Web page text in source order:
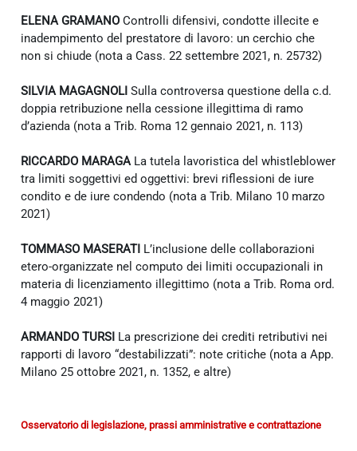
ELENA GRAMANO Controlli difensivi, condotte illecite e
inadempimento del prestatore di lavoro: un cerchio che
non si chiude (nota a Cass. 22 settembre 2021, n. 25732)
SILVIA MAGAGNOLI Sulla controversa questione della c.d.
doppia retribuzione nella cessione illegittima di ramo
d’azienda (nota a Trib. Roma 12 gennaio 2021, n. 113)
RICCARDO MARAGALa tutela lavoristica del whistleblower
tra limiti soggettivi ed oggettivi: brevi riflessioni de iure
condito e de iure condendo (nota a Trib. Milano 10 marzo
2021)
TOMMASO MASERATI L’inclusione delle collaborazioni
etero-organizzate nel computo dei limiti occupazionali in
materia di licenziamento illegittimo (nota a Trib. Roma ord.
4 maggio 2021)
ARMANDO TURSI La prescrizione dei crediti retributivi nei
rapporti di lavoro “destabilizzati”: note critiche (nota a App.
Milano 25 ottobre 2021, n. 1352, e altre)
Osservatorio di legislazione, prassi amministrative e contrattazione